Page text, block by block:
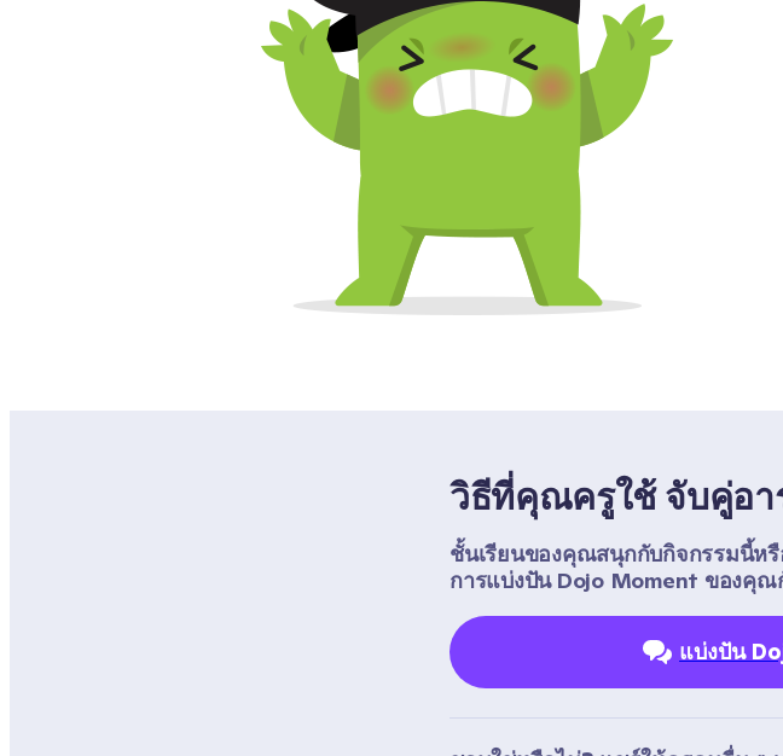
วิธีที่คุณครูใช้ จับคู่อ
ชั้นเรียนของคุณสนุกกับกิจกรรมนี้ห
การแบ่งปัน Dojo Moment ของคุณ
แบ่งปัน